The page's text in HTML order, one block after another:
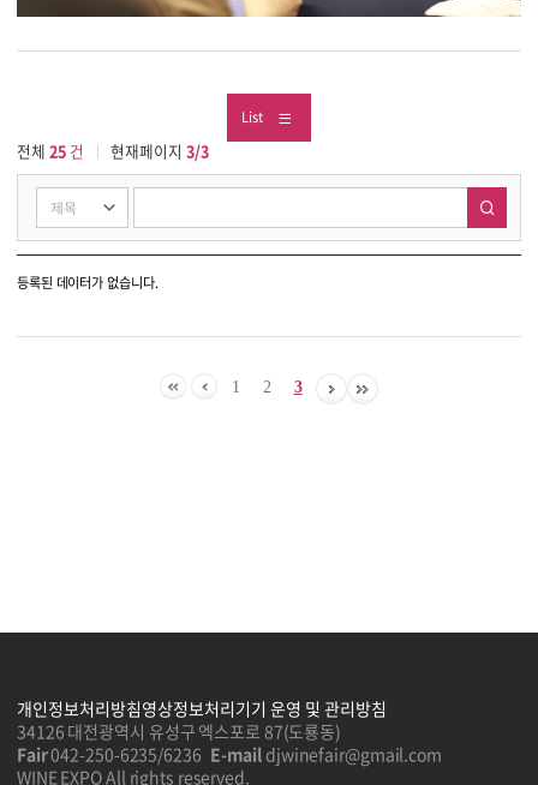
List
전체 25 건 현재페이지 3/3
등록된 데이터가 없습니다.
1 2 3
개인정보처리방침영상정보처리기기 운영 및 관리방침
34126 대전광역시 유성구 엑스포로 87(도룡동)
Fair042-250-6235/6236 E-mail djwinefair@gmail.com
WINE EXPO All rights reserved.